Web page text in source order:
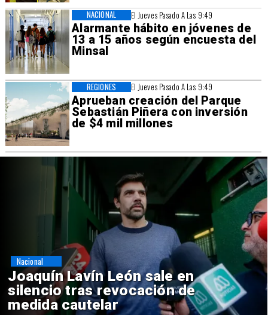
El Jueves Pasado A Las 9:49
Alarmante hábito en jóvenes de
13 a 15 años según encuesta del
Minsal
NACIONAL
El Jueves Pasado A Las 9:49
Aprueban creación del Parque
Sebastián Piñera con inversión
de $4 mil millones
REGIONES
Chile y Venezuela formalizan
reinicio de relaciones
consulares
Nacional